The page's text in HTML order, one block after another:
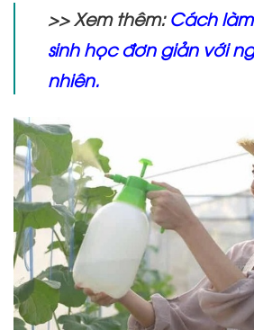
>> Xem thêm:Cách
sinh học đơn giản với
nhiên.